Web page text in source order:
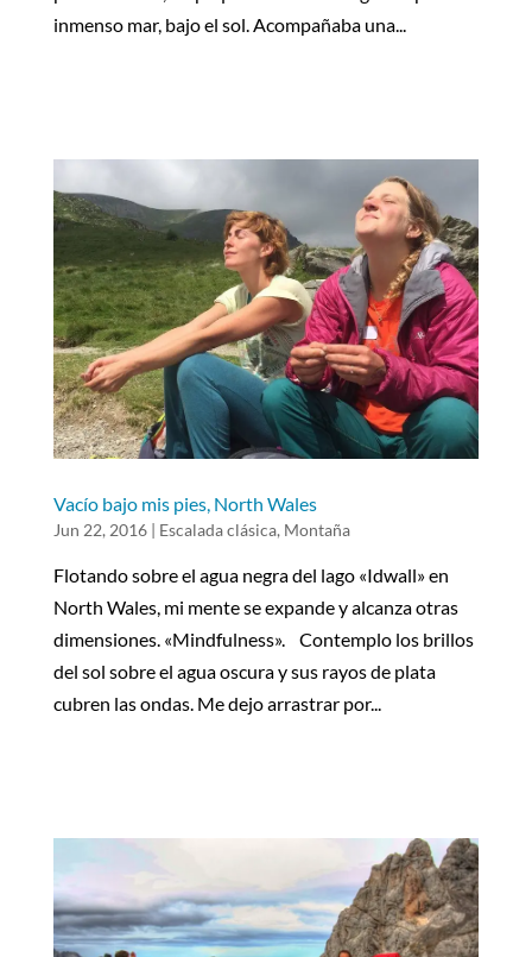
inmenso mar, bajo el sol. Acompañaba una...
Vacío bajo mis pies, North Wales
Jun 22, 2016| Escalada clásica, Montaña
Flotando sobre el agua negra del lago «Idwall» en
North Wales, mi mente se expande y alcanza otras
dimensiones. «Mindfulness». Contemplo los brillos
del sol sobre el agua oscura y sus rayos de plata
cubren las ondas. Me dejo arrastrar por...